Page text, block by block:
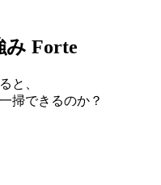
み Forte
と、
掃できるのか？